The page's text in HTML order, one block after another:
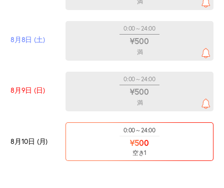
8月8日 (土)
0:00～24:00
¥500
満
8月9日 (日)
0:00～24:00
¥500
満
8月10日 (月)
0:00～24:00
¥500
空き1